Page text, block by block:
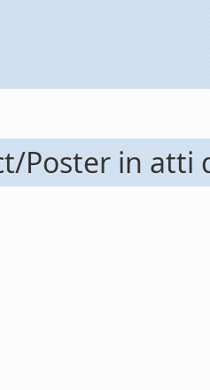
Poster in atti